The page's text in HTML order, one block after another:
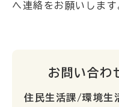
へ連絡をお願いします
お問い合わ
住民生活課/環境生